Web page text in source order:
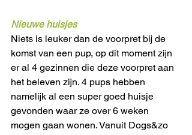
Nieuwe huisjes
Niets is leuker dan de voorpret bij de
komst van een pup, op dit moment zijn
er al 4 gezinnen die deze voorpret aan
het beleven zijn. 4 pups hebben
namelijk al een super goed huisje
gevonden waar ze over 6 weken
mogen gaan wonen. Vanuit Dogs&zo